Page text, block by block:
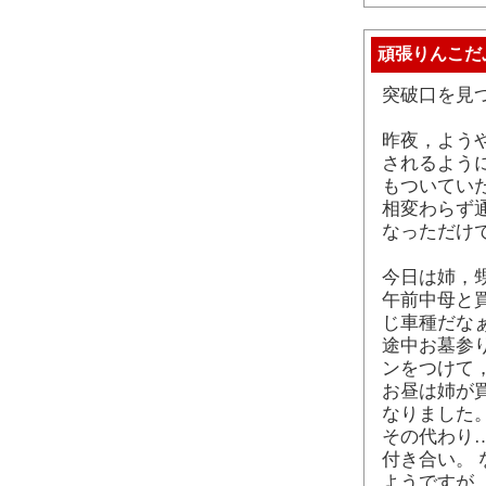
頑張りんこだ
突破口を見
昨夜，よう
されるよう
もついてい
相変わらず
なっただけ
今日は姉，
午前中母と
じ車種だな
途中お墓参
ンをつけて
お昼は姉が
なりました
その代わり
付き合い。